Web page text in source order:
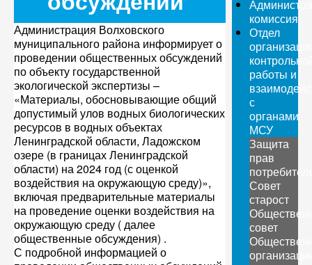
Администрация Волховского
муниципального района информирует о
проведении общественных обсуждений
по объекту государственной
экологической экспертизы –
«Материалы, обосновывающие общий
допустимый улов водных биологических
ресурсов в водных объектах
Ленинградской области, Ладожском
озере (в границах Ленинградской
области) на 2024 год (с оценкой
воздействия на окружающую среду)»,
включая предварительные материалы
на проведение оценки воздействия на
окружающую среду ( далее
общественные обсуждения) .
С подробной информацией о
комиссия
Отдел
работы и
с
органами
МСУ
Защита
прав
Совет
старост
совет